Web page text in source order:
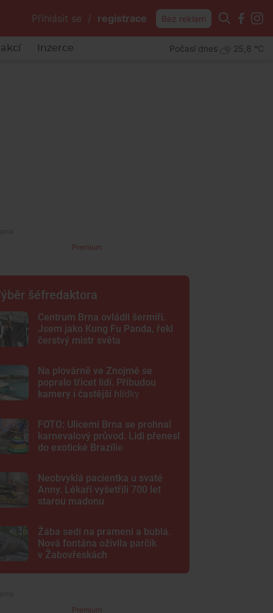
Přihlásit se / registrace Bez reklam
Inzerce Počasí dnes 25,8 °C
Premium
šéfredaktora
Centrum Brna ovládli šermíři.
Jsem jako Kung Fu Panda, řekl
čerstvý mistr světa
Na plovárně ve Znojmě se
popralo třicet lidí. Přibudou
kamery i častější hlídky
FOTO: Ulicemi Brna se prohnal
karnevalový průvod. Lidi přenesl
do exotické Brazílie
Neobvyklá pacientka u svaté
Anny. Lékaři vyšetřili 700 let
starou madonu
Žába sedí na prameni a bublá.
Nová fontána oživila parčík
v Žabovřeskách
Premium